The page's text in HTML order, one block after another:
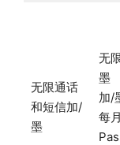
无限通话
和短信加/
墨
无
墨
加/
每